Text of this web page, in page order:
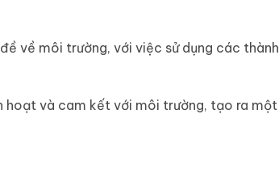
về môi trường, với việc sử dụng các thành
hoạt và cam kết với môi trường, tạo ra một